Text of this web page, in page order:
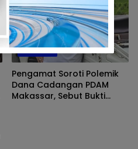
Makassar
Pengamat Soroti Polemik
Dana Cadangan PDAM
Makassar, Sebut Bukti